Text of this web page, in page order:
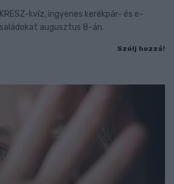
kvíz, ingyenes kerékpár- és e-
augusztus 8-án.
Szólj hozzá!